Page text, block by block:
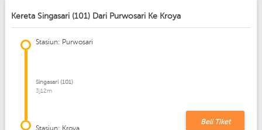
Kereta Singasari (101) Dari Purwosari Ke Kroya
Stasiun: Purwosari
Singasari (101)
3j12m
Stasiun: Kroya
Beli Tiket